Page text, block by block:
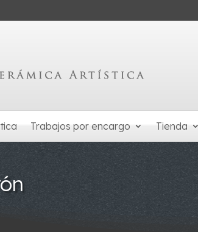
Trabajos por encargo Tienda